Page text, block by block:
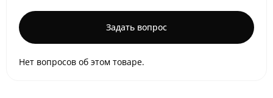
Задать вопрос
Нет вопросов об этом товаре.